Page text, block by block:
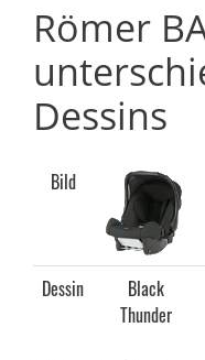
Römer
Dessins
Bild
Dessin
Black
Thunder